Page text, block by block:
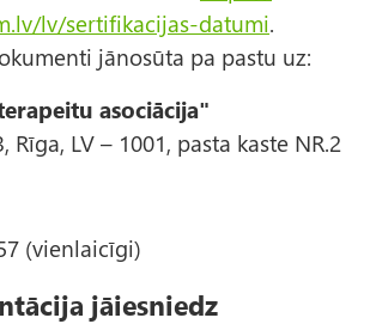
lv/sertifikacijas-datumi.
jānosūta pa pastu uz:
asociācija"
LV – 1001, pasta kaste NR.2
(vienlaicīgi)
jāiesniedz